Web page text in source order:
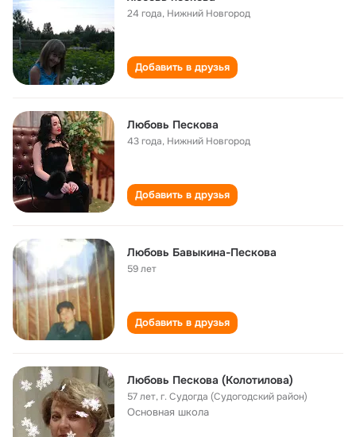
24 года, Нижний Новгород
Добавить в друзья
Любовь Пескова
43 года, Нижний Новгород
Добавить в друзья
Любовь Бавыкина-Пескова
59 лет
Добавить в друзья
Любовь Пескова (Колотилова)
57 лет,г. Судогда (Судогодский район)
Основная школа